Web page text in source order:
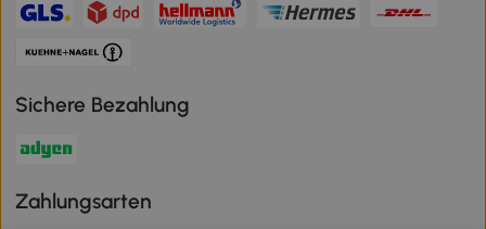
Sichere Bezahlung
Zahlungsarten